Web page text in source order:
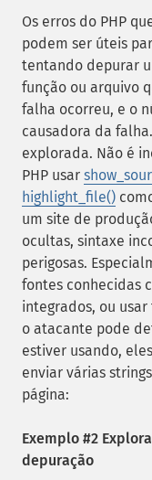
Os erros do PHP
podem ser úteis
tentando depurar
função ou arquivo
falha ocorreu, e o
causadora da
explorada. Não é
PHP usar
highlight_file()
um site de
ocultas, sintaxe
perigosas.
fontes conhecidas
integrados, ou
o atacante pode
estiver usando,
enviar várias
página:
Exemplo #2
depuração